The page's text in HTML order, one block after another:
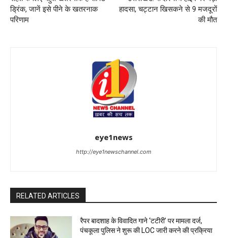
ड्रिंक, जानें इसे पीने के खतरनाक
परिणाम
हादसा, चट्टान खिसकने से 9 मजदूरों
की मौत
eye1news
http://eye1newschannel.com
RELATED ARTICLES
रैपर बादशाह के विवादित गाने ‘टटीरी’ पर मामला दर्ज,
पंचकूला पुलिस ने शुरू की LOC जारी करने की प्रक्रिया